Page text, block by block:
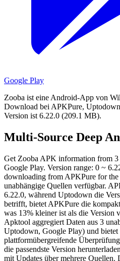
Google Play
Zooba ist eine Android-App von
Download bei APKPure,
Version ist 6.22.0 (209.1 MB).
Multi-Source Deep
Get Zooba APK information from
Google Play. Version range: 0 ~
downloading from APKPure for
unabhängige Quellen verfügbar.
6.22.0, während Uptodown die
betrifft, bietet APKPure die
was 13% kleiner ist als die
Apktool aggregiert Daten aus 3
Uptodown, Google Play) und bietet
plattformübergreifende
die passendste Version
mit Updates über mehrere Quellen.